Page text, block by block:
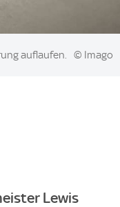
auflaufen. © Imago
Lewis